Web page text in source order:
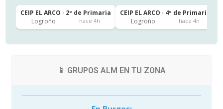
CEIP EL ARCO · 2º de Primaria
Logroño
hace 4h
CEIP EL ARCO · 4º de Primaria
Logroño
hace 4h
📱 GRUPOS ALM EN TU ZONA